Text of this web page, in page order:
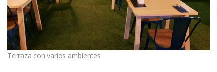
Terraza con varios ambientes